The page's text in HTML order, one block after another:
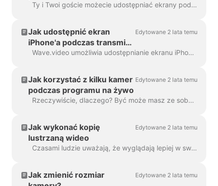
Ty i Twoi goście możecie udostępniać ekrany podczas transmisji na żywo. Możesz na przykład wyświetlać slajdy prezentacji lub prezentować swój produkt w czasie rzeczywistym....
Jak udostępnić ekran
iPhone'a podczas transmisji
na żywo
Edytowane 2 lata temu
Wave.video umożliwia udostępnianie ekranu iPhone'a i transmitowanie go do odbiorców. Najpierw należy przesłać ekran telefonu na komputer Mac. Możesz ...
Jak korzystać z kilku kamer
podczas programu na żywo
Edytowane 2 lata temu
Rzeczywiście, dlaczego? Być może masz ze sobą innego mówcę, a może chcesz skupić inną kamerę na czymś, co robisz? Gotowanie? A może rozpakowywanie n...
Jak wykonać kopię
lustrzaną wideo
Edytowane 2 lata temu
Czasami ludzie uważają, że wyglądają lepiej w swojej lustrzanej wersji. Dla streamerów ważne jest, aby być pewnym siebie przed kamerą i cieszyć się obrazem....
Jak zmienić rozmiar
Edytowane 2 lata temu